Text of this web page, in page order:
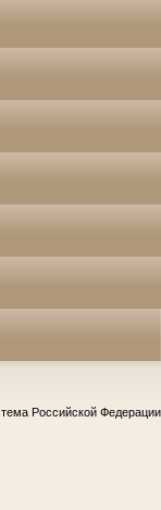
Российской